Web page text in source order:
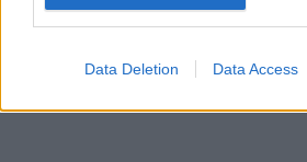
Data Deletion Data Access